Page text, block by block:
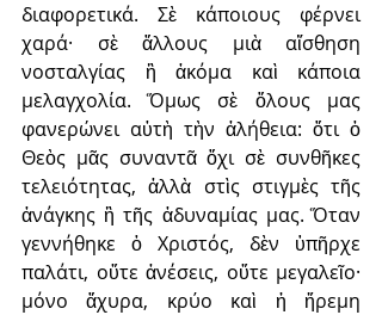
διαφορετικά. Σὲ κάποιους φέρνει
χαρά· σὲ ἄλλους μιὰ αἴσθηση
νοσταλγίας ἢ ἀκόμα καὶ κάποια
μελαγχολία. Ὅμως σὲ ὅλους μας
φανερώνει αὐτὴ τὴν ἀλήθεια: ὅτι ὁ
Θεὸς μᾶς συναντᾶ ὄχι σὲ συνθῆκες
τελειότητας, ἀλλὰ στὶς στιγμὲς τῆς
ἀνάγκης ἢ τῆς ἀδυναμίας μας. Ὅταν
γεννήθηκε ὁ Χριστός, δὲν ὑπῆρχε
παλάτι, οὔτε ἀνέσεις, οὔτε μεγαλεῖο·
μόνο ἄχυρα, κρύο καὶ ἡ ἤρεμη